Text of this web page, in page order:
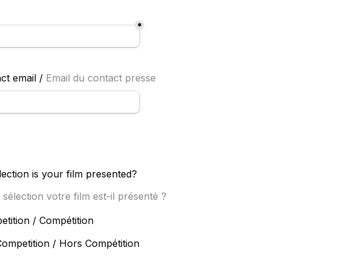
*
email / Email du contact presse
is your film presented?
sélection votre film est-il présenté ?
field
/ Hors Compétition